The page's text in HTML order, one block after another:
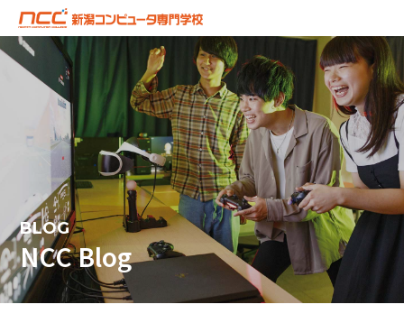
BLOG
NCC Blog